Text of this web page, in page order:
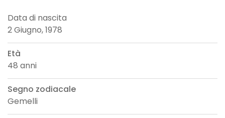
Data di nascita
2 Giugno, 1978
Età
48 anni
Segno zodiacale
Gemelli